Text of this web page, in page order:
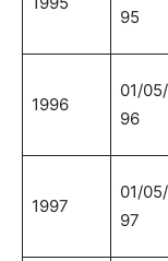
95
1996
01/
96
1997
01/
97